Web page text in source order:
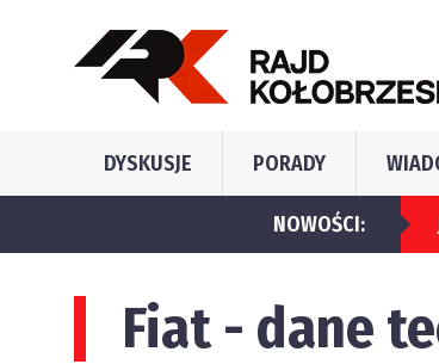
DYSKUSJE PORADY
NOWOŚCI:
Fiat - dane